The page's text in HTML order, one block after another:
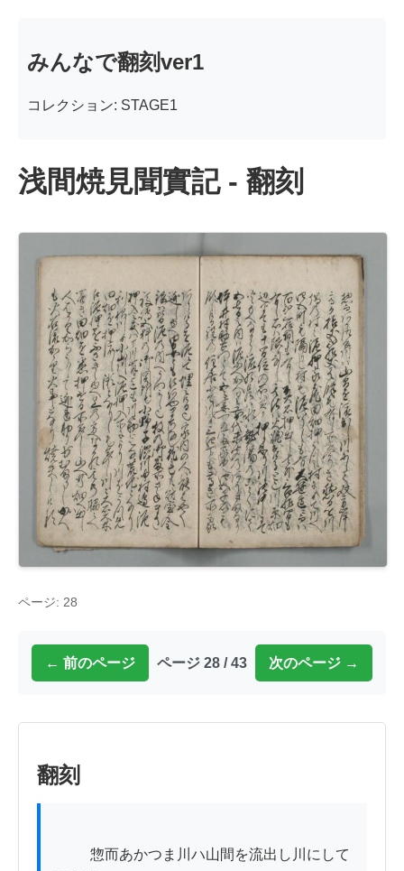
みんなで翻刻ver1
コレクション: STAGE1
浅間焼見聞實記 - 翻刻
ページ: 28
← 前のページ ページ 28 / 43 次のページ →
翻刻